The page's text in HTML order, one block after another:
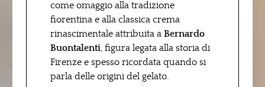
come omaggio alla tradizione
fiorentina e alla classica crema
rinascimentale attribuita a Bernardo
Buontalenti, figura legata alla storia di
Firenze e spesso ricordata quando si
parla delle origini del gelato.